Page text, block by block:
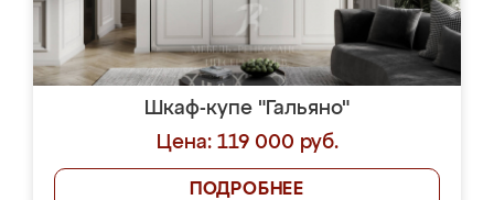
Шкаф-купе "Гальяно"
Цена: 119 000 руб.
ПОДРОБНЕЕ